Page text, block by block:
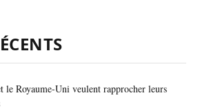
le Royaume-Uni veulent rapprocher leurs